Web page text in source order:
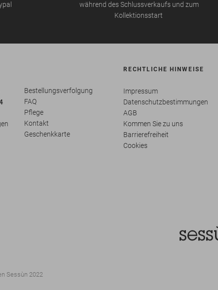
während des Schlussverkaufs und zum
Kollektionsstart
Bestellungsverfolgung
FAQ
Pflege
Kontakt
Geschenkkarte
RECHTLICHE HINWEISE
Impressum
Datenschutzbestimmungen
AGB
Kommen Sie zu uns
Barrierefreiheit
Cookies
Sessùn 2022